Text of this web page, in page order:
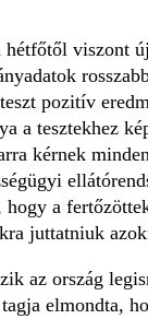
hétfőtől viszont
pozitív
a tesztekhez
kérnek
hogy a
juttatniuk
az ország
elmondta,